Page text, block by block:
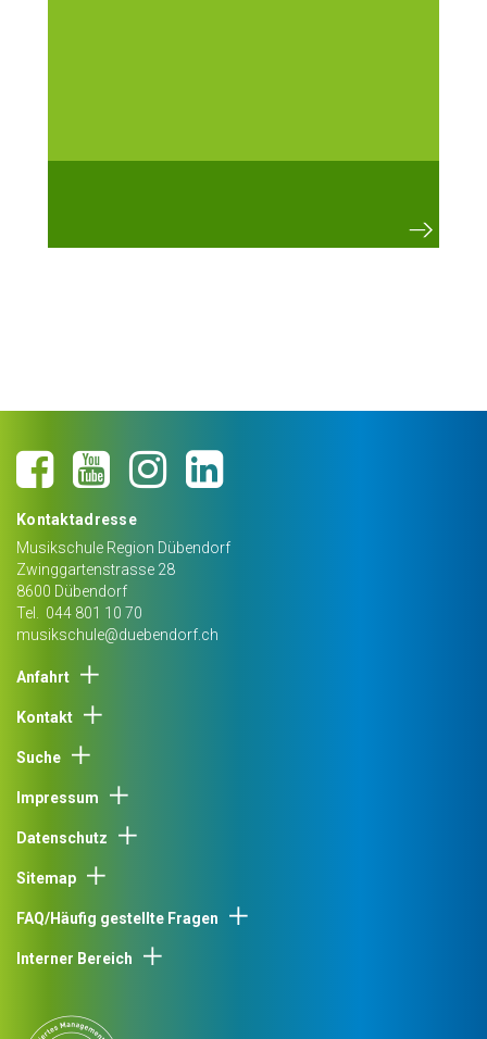
Kontaktadresse
Musikschule Region Dübendorf
Zwinggartenstrasse 28
8600 Dübendorf
Tel.
044 801 10 70
musikschule@duebendorf.ch
Anfahrt
Kontakt
Suche
Impressum
Datenschutz
Sitemap
FAQ/Häufig gestellte Fragen
Interner Bereich